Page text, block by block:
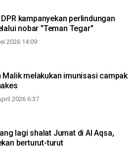
kampanyekan perlindungan
nobar "Teman Tegar"
2026 14:09
Malik melakukan imunisasi campak
2026 6:37
lagi shalat Jumat di Al Aqsa,
berturut-turut